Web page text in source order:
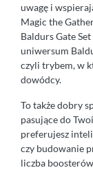
uwagę i
Magic the
Baldurs Gate
uniwersum
czyli trybem, w
dowódcy.
To także dobry
pasujące do
preferujesz
czy budowanie
liczba